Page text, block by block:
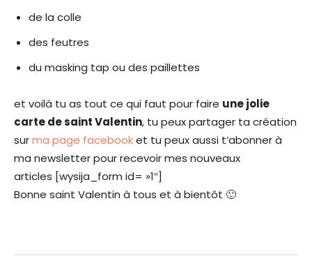
de la colle
des feutres
du masking tap ou des paillettes
et voilà tu as tout ce qui faut pour faire une jolie
carte de saint Valentin, tu peux partager ta création
surma page facebooket tu peux aussi t’abonner à
ma newsletter pour recevoir mes nouveaux
articles [wysija_form id= »1″]
Bonne saint Valentin à tous et à bientôt 🙂